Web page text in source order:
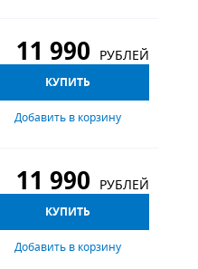
11 990 РУБЛЕЙ
КУПИТЬ
Добавить в корзину
11 990 РУБЛЕЙ
КУПИТЬ
Добавить в корзину